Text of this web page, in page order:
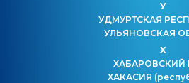
У
УДМУРТСКАЯ
УЛЬЯНОВСКАЯ
Х
ХАБАРОВСКИЙ
ХАКАСИЯ